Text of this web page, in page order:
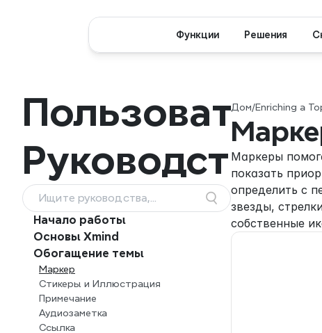
Пользователь
Руководство
Ищите руководства,
функции и рабочие
процессы
Начало работы
Основы Xmind
Обогащение темы
Маркер
Стикеры и Иллюстрация
Примечание
Аудиозаметка
Ссылка
Дом/Enriching a
Маркеры
показать
определить с
звезды,
собственные
Функции Решения